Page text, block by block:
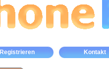
Registrieren Kontakt